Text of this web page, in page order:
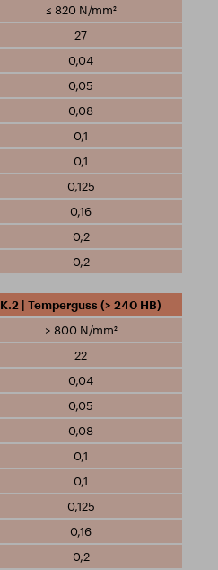
≤ 820 N/mm²
27
0,04
0,05
0,08
0,1
0,1
0,125
0,16
0,2
0,2
K.2 | Temperguss (> 240 HB)
> 800 N/mm²
22
0,04
0,05
0,08
0,1
0,1
0,125
0,16
0,2